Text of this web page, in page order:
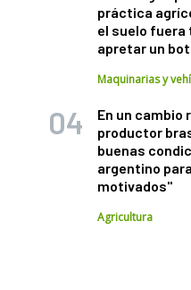
práctica
el suelo fuera
apretar un
Maquinarias y
En un cambio
productor
buenas
argentino
motivados"
Agricultura